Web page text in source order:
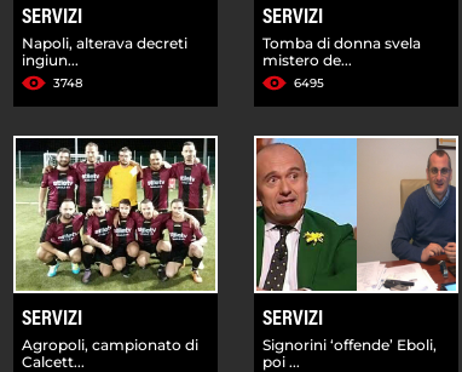
SERVIZI
Napoli, alterava decreti
ingiun...
3748
SERVIZI
Tomba di donna svela
mistero de...
6495
SERVIZI
Agropoli, campionato di
Calcett...
SERVIZI
Signorini ‘offende’ Eboli,
poi ...